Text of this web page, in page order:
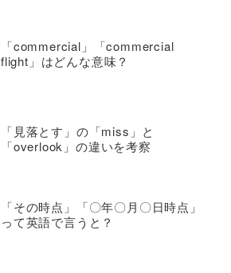
「commercial」「commercial
flight」はどんな意味？
「見落とす」の「miss」と
「overlook」の違いを考察
「その時点」「〇年〇月〇日時点」
って英語で言うと？